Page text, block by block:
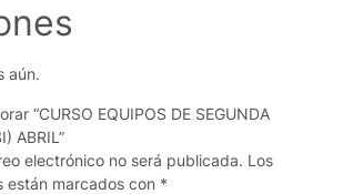
aún.
“CURSO EQUIPOS DE SEGUNDA
ABRIL”
electrónico no será publicada. Los
están marcados con *